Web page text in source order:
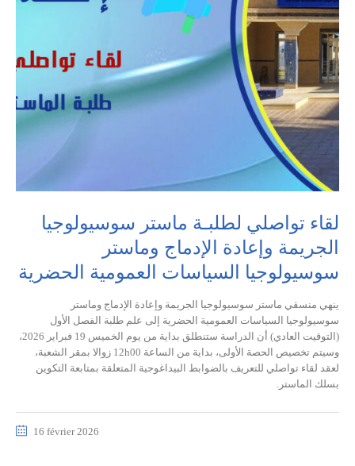
لقاء تواصلي لطلبـة ماستر سوسيولوجيا
الجريمة وإعادة الإدماج وماستر
سوسيولوجيا السياسات العمومية الحضرية
ينهي منسقي ماستر سوسيولوجيا الجريمة وإعادة الإدماج وماستر
سوسيولوجيا السياسات العمومية الحضرية إلى علم طلبة الفصل الأول
(التوقيت العادي) أن الدراسة ستنطلق بداية من يوم الخميس 19 فبراير 2026،
وسيتم تخصيص الحصة الأولى، بداية من الساعة 12h00 زوالا بمقر الشعبة،
لعقد لقاء تواصلي للتعريف بالضوابط البيداغوجية المتعلقة بمتابعة التكوين
بسلك الماستر.
16 février 2026